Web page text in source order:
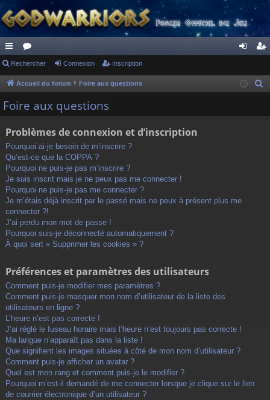
ac
co
ur
s
or
u ne cri
Rechercher Connexion Inscription
Accueil du forum Foire aux questions
Foire aux questions
Problèmes de connexion et d’inscription
Pourquoi ai-je besoin de m’inscrire ?
Qu’est-ce que la COPPA ?
Pourquoi ne puis-je pas m’inscrire ?
Je suis inscrit mais je ne peux pas me connecter !
Pourquoi ne puis-je pas me connecter ?
Je m’étais déjà inscrit par le passé mais ne peux à présent plus me
connecter ?!
J’ai perdu mon mot de passe !
Pourquoi suis-je déconnecté automatiquement ?
À quoi sert « Supprimer les cookies » ?
Préférences et paramètres des utilisateurs
Comment puis-je modifier mes paramètres ?
Comment puis-je masquer mon nom d’utilisateur de la liste des
utilisateurs en ligne ?
L’heure n’est pas correcte !
J’ai réglé le fuseau horaire mais l’heure n’est toujours pas correcte !
Ma langue n’apparaît pas dans la liste !
Que signifient les images situées à côté de mon nom d’utilisateur ?
Comment puis-je afficher un avatar ?
Quel est mon rang et comment puis-je le modifier ?
Pourquoi m’est-il demandé de me connecter lorsque je clique sur le lien
de courrier électronique d’un utilisateur ?